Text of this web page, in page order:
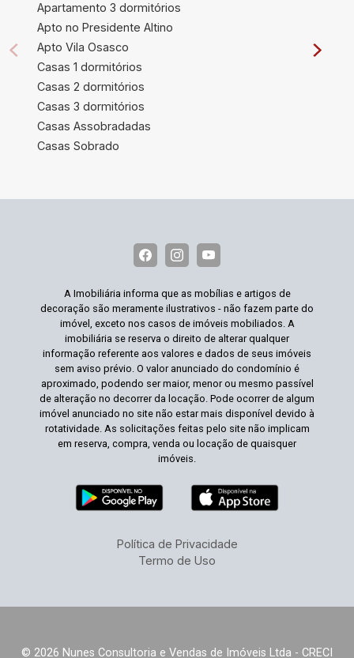
Apartamento 3 dormitórios
Apto no Presidente Altino
Apto Vila Osasco
Casas 1 dormitórios
Casas 2 dormitórios
Casas 3 dormitórios
Casas Assobradadas
Casas Sobrado
A Imobiliária informa que as mobílias e artigos de
decoração são meramente ilustrativos - não fazem parte do
imóvel, exceto nos casos de imóveis mobiliados. A
imobiliária se reserva o direito de alterar qualquer
informação referente aos valores e dados de seus imóveis
sem aviso prévio. O valor anunciado do condomínio é
aproximado, podendo ser maior, menor ou mesmo passível
de alteração no decorrer da locação. Pode ocorrer de algum
imóvel anunciado no site não estar mais disponível devido à
rotatividade. As solicitações feitas pelo site não implicam
em reserva, compra, venda ou locação de quaisquer
imóveis.
Política de Privacidade
Termo de Uso
© 2026 Nunes Consultoria e Vendas de Imóveis Ltda - CRECI